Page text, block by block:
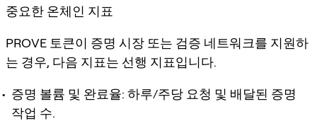
중요한 온체인 지표
PROVE 토큰이 증명 시장 또는 검증 네트워크를 지원하
는 경우, 다음 지표는 선행 지표입니다.
증명 볼륨 및 완료율: 하루/주당 요청 및 배달된 증명
작업 수.